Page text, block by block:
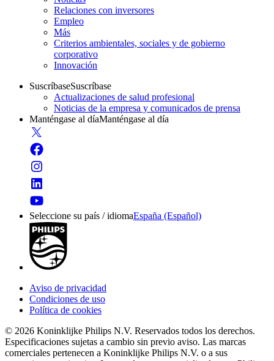
Relaciones con inversores
Empleo
Más
Criterios ambientales, sociales y de gobierno
corporativo
Innovación
SuscríbaseSuscríbase
Actualizaciones de salud profesional
Noticias de la empresa y comunicados de prensa
Manténgase al díaManténgase al día
Seleccione su país / idiomaEspaña (Español)
Aviso de privacidad
Condiciones de uso
Política de cookies
© 2026 Koninklijke Philips N.V. Reservados todos los derechos.
Especificaciones sujetas a cambio sin previo aviso. Las marcas
comerciales pertenecen a Koninklijke Philips N.V. o a sus